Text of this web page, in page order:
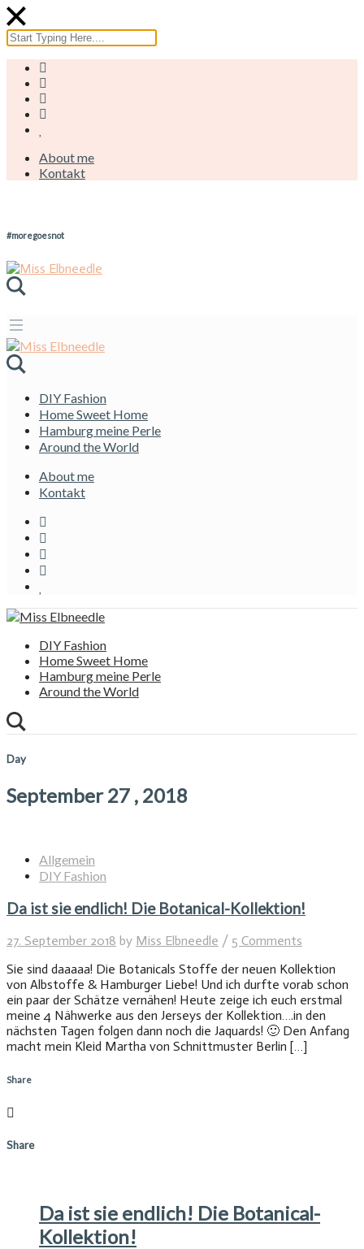
About me
Kontakt
#moregoesnot
DIY Fashion
Home Sweet Home
Hamburg meine Perle
Around the World
About me
Kontakt
DIY Fashion
Home Sweet Home
Hamburg meine Perle
Around the World
Day
September 27 , 2018
Allgemein
DIY Fashion
Da ist sie endlich! Die Botanical-Kollektion!
27. September 2018 by Miss Elbneedle / 5 Comments
Sie sind daaaaa! Die Botanicals Stoffe der neuen Kollektion
von Albstoffe & Hamburger Liebe! Und ich durfte vorab schon
ein paar der Schätze vernähen! Heute zeige ich euch erstmal
meine 4 Nähwerke aus den Jerseys der Kollektion….in den
nächsten Tagen folgen dann noch die Jaquards! 🙂 Den Anfang
macht mein Kleid Martha von Schnittmuster Berlin […]
Share
Share
Da ist sie endlich! Die Botanical-
Kollektion!